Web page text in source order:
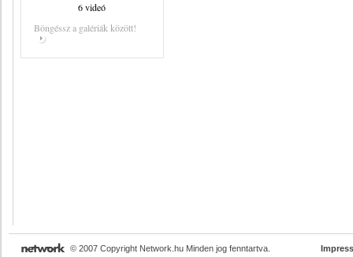
6 videó
Böngéssz a galériák között!
© 2007 Copyright Network.hu Minden jog fenntartva.